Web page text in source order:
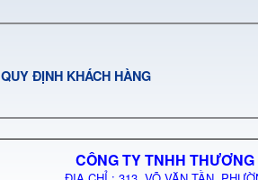
QUY ĐỊNH KHÁCH HÀNG
CÔNG TY TNHH